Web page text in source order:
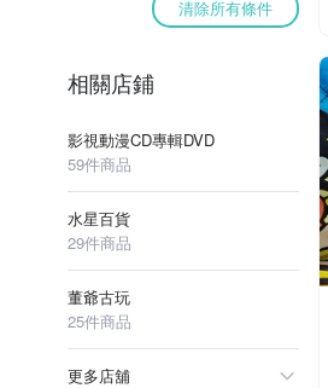
清除所有條件
相關店鋪
影視動漫CD專輯DVD
59件商品
水星百貨
29件商品
董爺古玩
25件商品
更多店舖